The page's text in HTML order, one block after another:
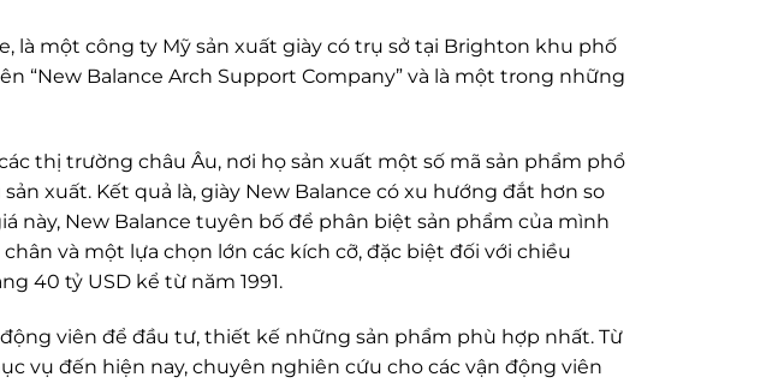
là một công ty Mỹ sản xuất giày có trụ sở tại Brighton khu phố
“New Balance Arch Support Company” và là một trong những
thị trường châu Âu, nơi họ sản xuất một số mã sản phẩm phổ
xuất. Kết quả là, giày New Balance có xu hướng đắt hơn so
này, New Balance tuyên bố để phân biệt sản phẩm của mình
và một lựa chọn lớn các kích cỡ, đặc biệt đối với chiều
40 tỷ USD kể từ năm 1991.
viên để đầu tư, thiết kế những sản phẩm phù hợp nhất. Từ
vụ đến hiện nay, chuyên nghiên cứu cho các vận động viên